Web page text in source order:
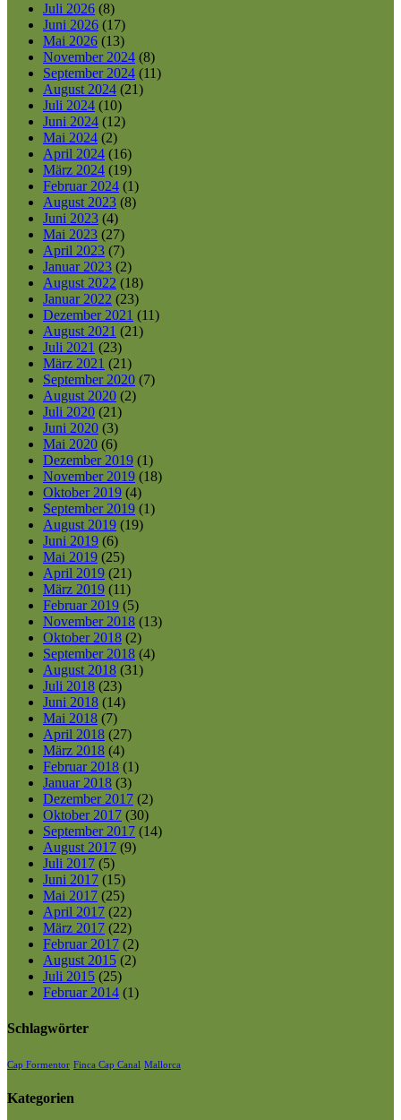
Juli 2026 (8)
Juni 2026 (17)
Mai 2026 (13)
November 2024 (8)
September 2024 (11)
August 2024 (21)
Juli 2024 (10)
Juni 2024 (12)
Mai 2024 (2)
April 2024 (16)
März 2024 (19)
Februar 2024 (1)
August 2023 (8)
Juni 2023 (4)
Mai 2023 (27)
April 2023 (7)
Januar 2023 (2)
August 2022 (18)
Januar 2022 (23)
Dezember 2021 (11)
August 2021 (21)
Juli 2021 (23)
März 2021 (21)
September 2020 (7)
August 2020 (2)
Juli 2020 (21)
Juni 2020 (3)
Mai 2020 (6)
Dezember 2019 (1)
November 2019 (18)
Oktober 2019 (4)
September 2019 (1)
August 2019 (19)
Juni 2019 (6)
Mai 2019 (25)
April 2019 (21)
März 2019 (11)
Februar 2019 (5)
November 2018 (13)
Oktober 2018 (2)
September 2018 (4)
August 2018 (31)
Juli 2018 (23)
Juni 2018 (14)
Mai 2018 (7)
April 2018 (27)
März 2018 (4)
Februar 2018 (1)
Januar 2018 (3)
Dezember 2017 (2)
Oktober 2017 (30)
September 2017 (14)
August 2017 (9)
Juli 2017 (5)
Juni 2017 (15)
Mai 2017 (25)
April 2017 (22)
März 2017 (22)
Februar 2017 (2)
August 2015 (2)
Juli 2015 (25)
Februar 2014 (1)
Schlagwörter
Cap Formentor Finca Cap Canal Mallorca
Kategorien